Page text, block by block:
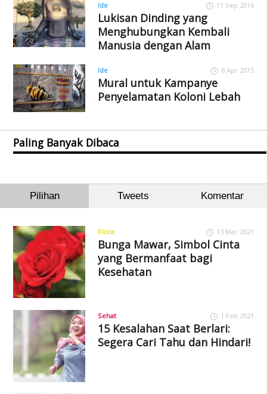
Ide 11 Sep 2016
Lukisan Dinding yang
Menghubungkan Kembali
Manusia dengan Alam
Ide 8 Apr 2015
Mural untuk Kampanye
Penyelamatan Koloni Lebah
Paling Banyak Dibaca
Pilihan Tweets Komentar
Flora 13 Mar 2021
Bunga Mawar, Simbol Cinta
yang Bermanfaat bagi
Kesehatan
Sehat 1 Feb 2021
15 Kesalahan Saat Berlari:
Segera Cari Tahu dan Hindari!